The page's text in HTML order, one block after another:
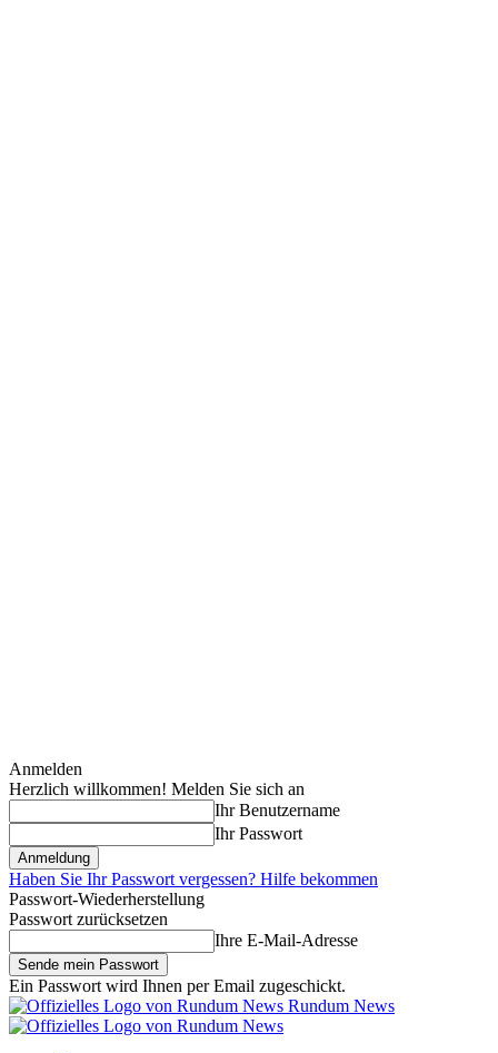
Anmelden
Herzlich willkommen! Melden Sie sich an
Ihr Benutzername
Ihr Passwort
Haben Sie Ihr Passwort vergessen? Hilfe bekommen
Passwort-Wiederherstellung
Passwort zurücksetzen
Ihre E-Mail-Adresse
Ein Passwort wird Ihnen per Email zugeschickt.
Rundum News